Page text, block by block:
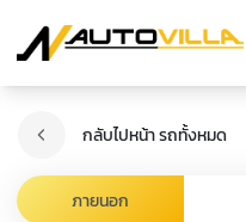
กลับไปหน้า รถทั้งหมด
ภายนอก